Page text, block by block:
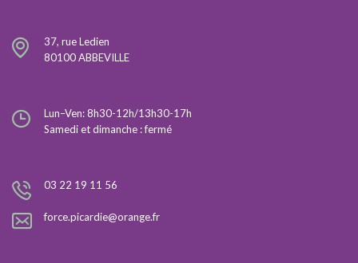
37, rue Ledien
80100 ABBEVILLE
Lun–Ven: 8h30-12h/13h30-17h
Samedi et dimanche : fermé
03 22 19 11 56
force.picardie@orange.fr